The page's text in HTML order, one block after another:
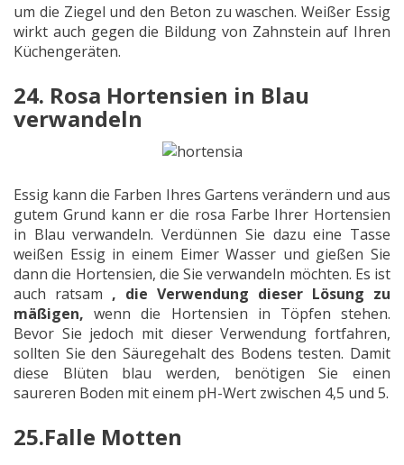
um die Ziegel und den Beton zu waschen. Weißer Essig
wirkt auch gegen die Bildung von Zahnstein auf Ihren
Küchengeräten.
24. Rosa Hortensien in Blau
verwandeln
Essig kann die Farben Ihres Gartens verändern und aus
gutem Grund kann er die rosa Farbe Ihrer Hortensien
in Blau verwandeln. Verdünnen Sie dazu eine Tasse
weißen Essig in einem Eimer Wasser und gießen Sie
dann die Hortensien, die Sie verwandeln möchten. Es ist
auch ratsam , die Verwendung dieser Lösung zu
mäßigen,wenn die Hortensien in Töpfen stehen.
Bevor Sie jedoch mit dieser Verwendung fortfahren,
sollten Sie den Säuregehalt des Bodens testen. Damit
diese Blüten blau werden, benötigen Sie einen
saureren Boden mit einem pH-Wert zwischen 4,5 und 5.
25.Falle Motten